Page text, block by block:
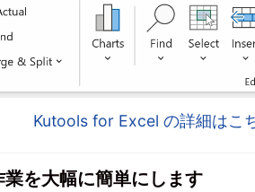
Kutools for Excel の詳細はこ
を大幅に簡単にします